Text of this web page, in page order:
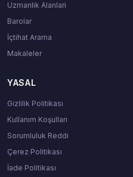
Uzmanlik Alanlari
Barolar
İçtihat Arama
Makaleler
YASAL
Gizlilik Politikası
Kullanım Koşulları
Sorumluluk Reddi
Çerez Politikası
İade Politikası